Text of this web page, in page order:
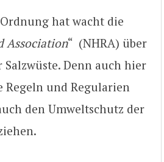
hat wacht die
Association“ (NHRA) über
Salzwüste. Denn auch hier
Regeln und Regularien
den Umweltschutz der